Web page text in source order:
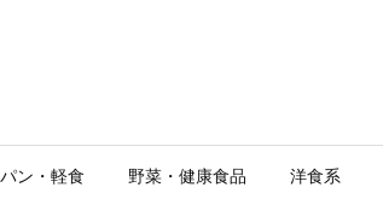
パン・軽食 野菜・健康食品 洋食系